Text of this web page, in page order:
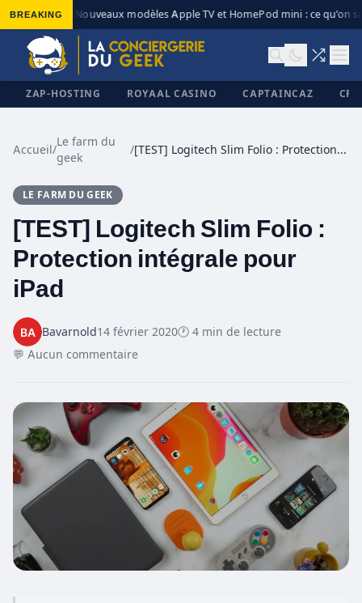
BREAKING
◆ Nouveaux modèles Apple TV et HomePod mini : ce qu’on
ZAP-HOSTING ROYAAL CASINO CAPTAINCAZ
Accueil/
Le farm du
geek
/ [TEST] Logitech Slim Folio : Protection intégrale pour iPad
LE FARM DU GEEK
[TEST] Logitech Slim Folio :
Protection intégrale pour
iPad
Bavarnold14 février 2020🕐 4 min de lecture
💬 Aucun commentaire